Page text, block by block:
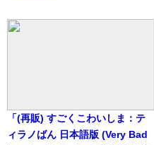
「(再販) すごくこわいしま：テ
ィラノばん 日本語版 (Very Bad